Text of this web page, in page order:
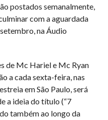
postados semanalmente,
com a aguardada
na Áudio
de Mc Hariel e Mc Ryan
a cada sexta-feira, nas
em São Paulo, será
a ideia do título (“7
também ao longo da